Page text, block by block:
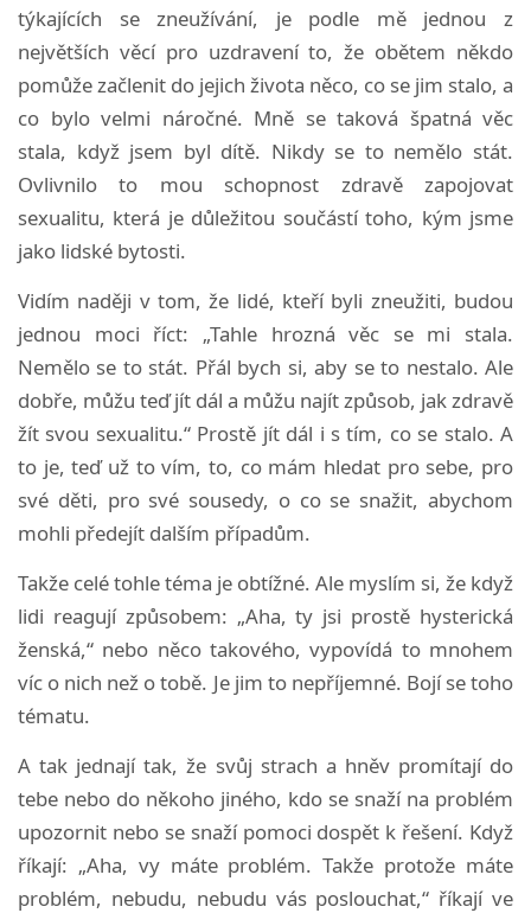
týkajících se zneužívání, je podle mě jednou z
největších věcí pro uzdravení to, že obětem někdo
pomůže začlenit do jejich života něco, co se jim stalo, a
co bylo velmi náročné. Mně se taková špatná věc
stala, když jsem byl dítě. Nikdy se to nemělo stát.
Ovlivnilo to mou schopnost zdravě zapojovat
sexualitu, která je důležitou součástí toho, kým jsme
jako lidské bytosti.
Vidím naději v tom, že lidé, kteří byli zneužiti, budou
jednou moci říct: „Tahle hrozná věc se mi stala.
Nemělo se to stát. Přál bych si, aby se to nestalo. Ale
dobře, můžu teď jít dál a můžu najít způsob, jak zdravě
žít svou sexualitu.“ Prostě jít dál i s tím, co se stalo. A
to je, teď už to vím, to, co mám hledat pro sebe, pro
své děti, pro své sousedy, o co se snažit, abychom
mohli předejít dalším případům.
Takže celé tohle téma je obtížné. Ale myslím si, že když
lidi reagují způsobem: „Aha, ty jsi prostě hysterická
ženská,“ nebo něco takového, vypovídá to mnohem
víc o nich než o tobě. Je jim to nepříjemné. Bojí se toho
tématu.
A tak jednají tak, že svůj strach a hněv promítají do
tebe nebo do někoho jiného, kdo se snaží na problém
upozornit nebo se snaží pomoci dospět k řešení. Když
říkají: „Aha, vy máte problém. Takže protože máte
problém, nebudu, nebudu vás poslouchat,“ říkají ve